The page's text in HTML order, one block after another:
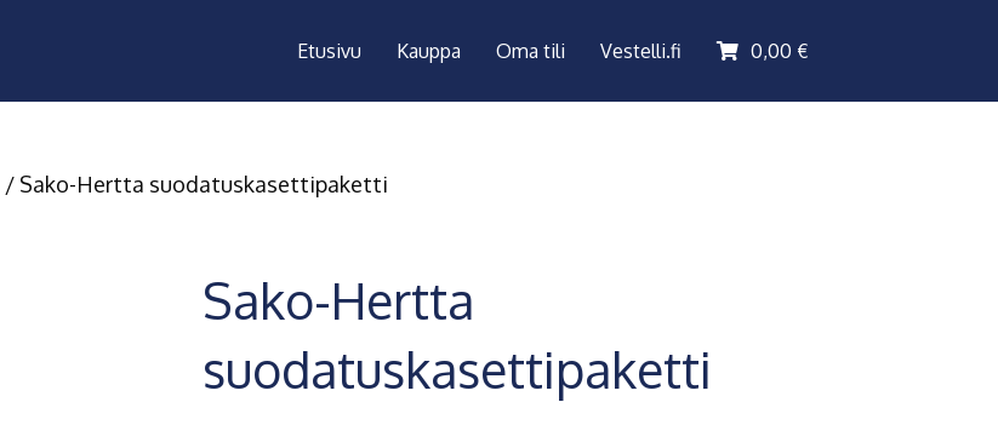
Etusivu Kauppa Oma tili Vestelli.fi 0,00 €
/ Sako-Hertta suodatuskasettipaketti
Sako-Hertta
suodatuskasettipaketti